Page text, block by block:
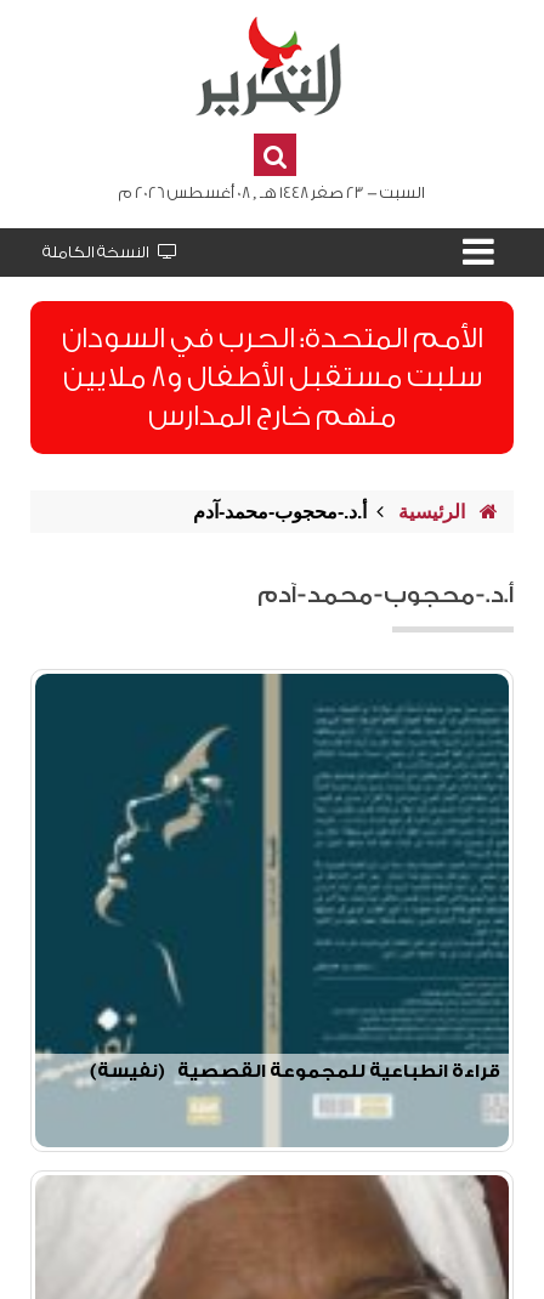
السبت - 23 صفر 1448 هـ , 08 أغسطس 2026 م
النسخة الكاملة
الأمم المتحدة: الحرب في السودان
سلبت مستقبل الأطفال و8 ملايين
منهم خارج المدارس
الرئيسية أ.د.-محجوب-محمد-آدم
أ.د.-محجوب-محمد-آدم
قراءة انطباعية للمجموعة القصصية (نفيسة)